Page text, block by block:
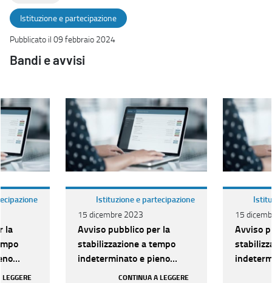
Istituzione e partecipazione
Pubblicato il 09 febbraio 2024
Bandi e avvisi
la
di
Istituzione e partecipazione
15 dicembre 2023
Avviso pubblico per la
stabilizzazione a tempo
indeterminato e pieno
presso la Regione Puglia di
CONTINUA A LEGGERE
15
Avviso